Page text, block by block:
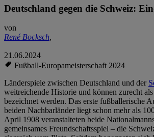
Deutschland gegen die Schweiz:
von
René Bocksch,
21.06.2024
Fußball-Europameisterschaft 2024
Länderspiele zwischen Deutschland und der
weitreichende Historie und können zurecht
bezeichnet werden. Das erste fußballerische
beiden Nachbarländer liegt schon mehr als
April 1908 veranstalteten beide
gemeinsames Freundschaftsspiel – die